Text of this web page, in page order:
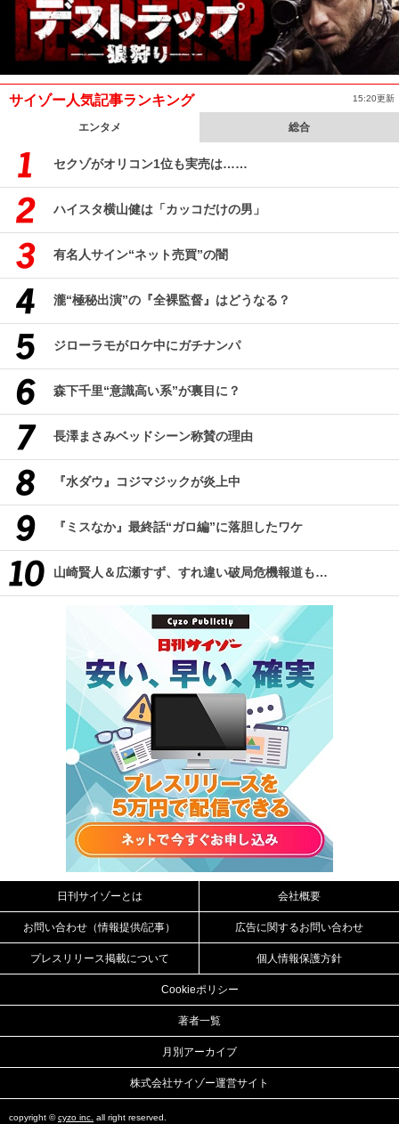
サイゾー人気記事ランキング 15:20更新
エンタメ 総合
セクゾがオリコン1位も実売は……
ハイスタ横山健は「カッコだけの男」
有名人サイン“ネット売買”の闇
瀧“極秘出演”の『全裸監督』はどうなる？
ジローラモがロケ中にガチナンパ
森下千里“意識高い系”が裏目に？
長澤まさみベッドシーン称賛の理由
『水ダウ』コジマジックが炎上中
『ミスなか』最終話“ガロ編”に落胆したワケ
山崎賢人＆広瀬すず、すれ違い破局危機報道も…
日刊サイゾーとは 会社概要
お問い合わせ（情報提供/記事） 広告に関するお問い合わせ
プレスリリース掲載について 個人情報保護方針
Cookieポリシー
著者一覧
月別アーカイブ
株式会社サイゾー運営サイト
copyright ©cyzo inc. all right reserved.